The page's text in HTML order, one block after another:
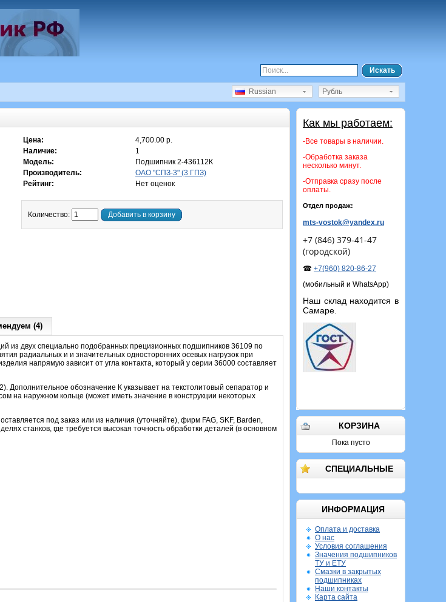
Искать
Рубль
Russian
Как мы работаем:
-Все товары в наличии.
-Обработка заказа
несколько минут.
-Отправка сразу после
оплаты.
Отдел продаж:
mts-vostok@yandex.ru
+7 (846) 379-41-47
(городской)
☎ +7(960) 820-86-27
(мобильный и WhatsApp)
Наш склад находится в
Самаре.
КОРЗИНА
Пока пусто
СПЕЦИАЛЬНЫЕ
ИНФОРМАЦИЯ
Оплата и доставка
О нас
Условия соглашения
Значения подшипников
ТУ и ЕТУ
Смазки в закрытых
подшипниках
Наши контакты
Карта сайта
Цена:
4,700.00 р.
Наличие:
1
Модель:
Подшипник 2-436112К
Производитель:
ОАО "СПЗ-3" (3 ГПЗ)
Рейтинг:
Нет оценок
Количество: Добавить в корзину
(4)
из двух специально подобранных прецизионных подшипников 36109 по
радиальных и и значительных односторонних осевых нагрузок при
напрямую зависит от угла контакта, который у серии 36000 составляет
Дополнительное обозначение К указывает на текстолитовый сепаратор и
на наружном кольце (может иметь значение в конструкции некоторых
под заказ или из наличия (уточняйте), фирм FAG, SKF, Barden,
станков, где требуется высокая точность обработки деталей (в основном